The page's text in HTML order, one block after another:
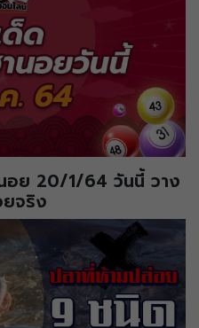
อย 20/1/64 วันนี้ วาง
จริง